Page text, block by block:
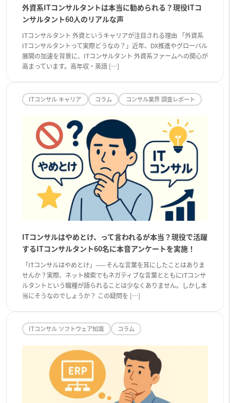
外資系ITコンサルタントは本当に勧められる？現役ITコ
ンサルタント60人のリアルな声
ITコンサルタント 外資というキャリアが注目される理由 「外資系
ITコンサルタントって実際どうなの？」近年、DX推進やグローバル
展開の加速を背景に、ITコンサルタント 外資系ファームへの関心が
高まっています。高年収・英語 […]
ITコンサル キャリア コラム コンサル業界 調査レポート
ITコンサルはやめとけ、って言われるが本当？現役で活躍
するITコンサルタント60名に本音アンケートを実施！
「ITコンサルはやめとけ」——そんな言葉を耳にしたことはありま
せんか？実際、ネット検索でもネガティブな言葉とともにITコンサ
ルタントという職種が語られることは少なくありません。しかし本
当にそうなのでしょうか？ この疑問を […]
ITコンサル ソフトウェア知識 コラム